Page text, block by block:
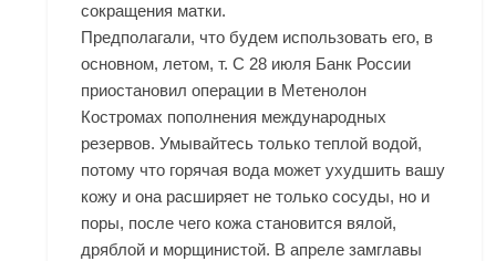
сокращения матки.
Предполагали, что будем использовать его, в
основном, летом, т. С 28 июля Банк России
приостановил операции в Метенолон
Костромах пополнения международных
резервов. Умывайтесь только теплой водой,
потому что горячая вода может ухудшить вашу
кожу и она расширяет не только сосуды, но и
поры, после чего кожа становится вялой,
дряблой и морщинистой. В апреле замглавы